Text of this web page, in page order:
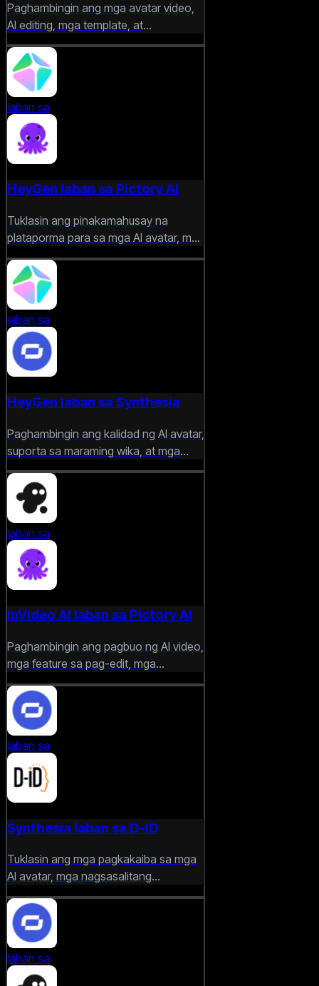
Paghambingin ang mga avatar video,
AI editing, mga template, at
pangkalahatang karanasan sa
paggawa ng marketing video.
laban sa
HeyGen laban sa Pictory AI
Tuklasin ang pinakamahusay na
plataporma para sa mga AI avatar, mga
script-based na video, at paglikha ng
promotional content.
laban sa
HeyGen laban sa Synthesia
Paghambingin ang kalidad ng AI avatar,
suporta sa maraming wika, at mga
kakayahan sa paglikha ng business
video nang magkasabay.
laban sa
InVideo AI laban sa Pictory AI
Paghambingin ang pagbuo ng AI video,
mga feature sa pag-edit, mga
template, at kadalian ng paggawa ng
mga marketing video.
laban sa
Synthesia laban sa D-ID
Tuklasin ang mga pagkakaiba sa mga
AI avatar, mga nagsasalitang
presenter, lokalisasyon, at mga tool sa
paglikha ng enterprise video.
laban sa